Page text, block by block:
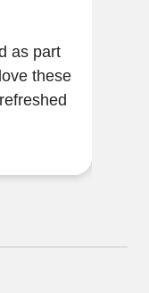
as part
these